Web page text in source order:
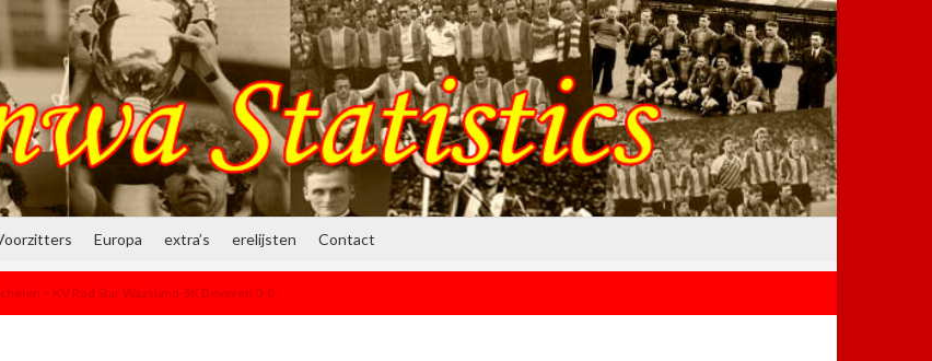
Europa extra’s erelijsten Contact
– KV Red Star Waasland-SK Beveren 0-0